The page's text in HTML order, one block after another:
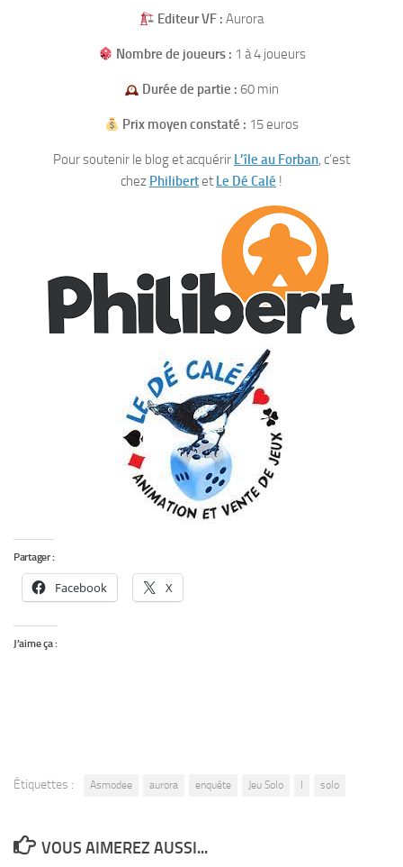
Editeur VF : Aurora
Nombre de joueurs : 1 à 4 joueurs
Durée de partie :60 min
Prix moyen constaté : 15 euros
Pour soutenir le blog et acquérir L’île au Forban, c’est
chez Philibertet Le Dé Calé !
Partager :
Facebook X
J’aime ça :
Étiquettes : Asmodee aurora enquête Jeu Solo solo
VOUS AIMEREZ AUSSI...